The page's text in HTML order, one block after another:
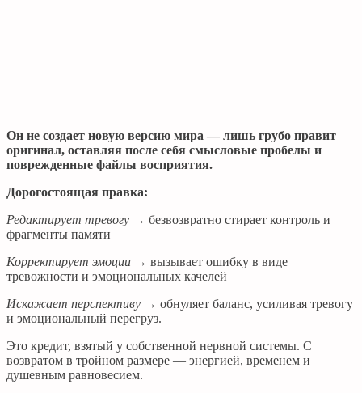
Он не создает новую версию мира — лишь грубо правит
оригинал, оставляя после себя смысловые пробелы и
поврежденные файлы восприятия.
Дорогостоящая правка:
Редактирует тревогу → безвозвратно стирает контроль и
фрагменты памяти
Корректирует эмоции → вызывает ошибку в виде
тревожности и эмоциональных качелей
Искажает перспективу → обнуляет баланс, усиливая тревогу
и эмоциональный перегруз.
Это кредит, взятый у собственной нервной системы. С
возвратом в тройном размере — энергией, временем и
душевным равновесием.